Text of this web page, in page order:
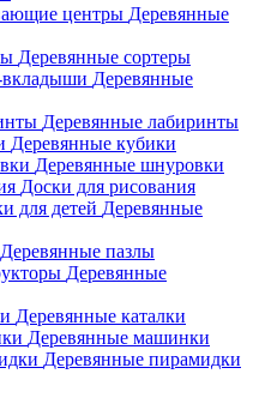
Деревянные
Деревянные сортеры
Деревянные
Деревянные лабиринты
Деревянные кубики
Деревянные шнуровки
Доски для рисования
Деревянные
Деревянные пазлы
Деревянные
Деревянные каталки
Деревянные машинки
Деревянные пирамидки